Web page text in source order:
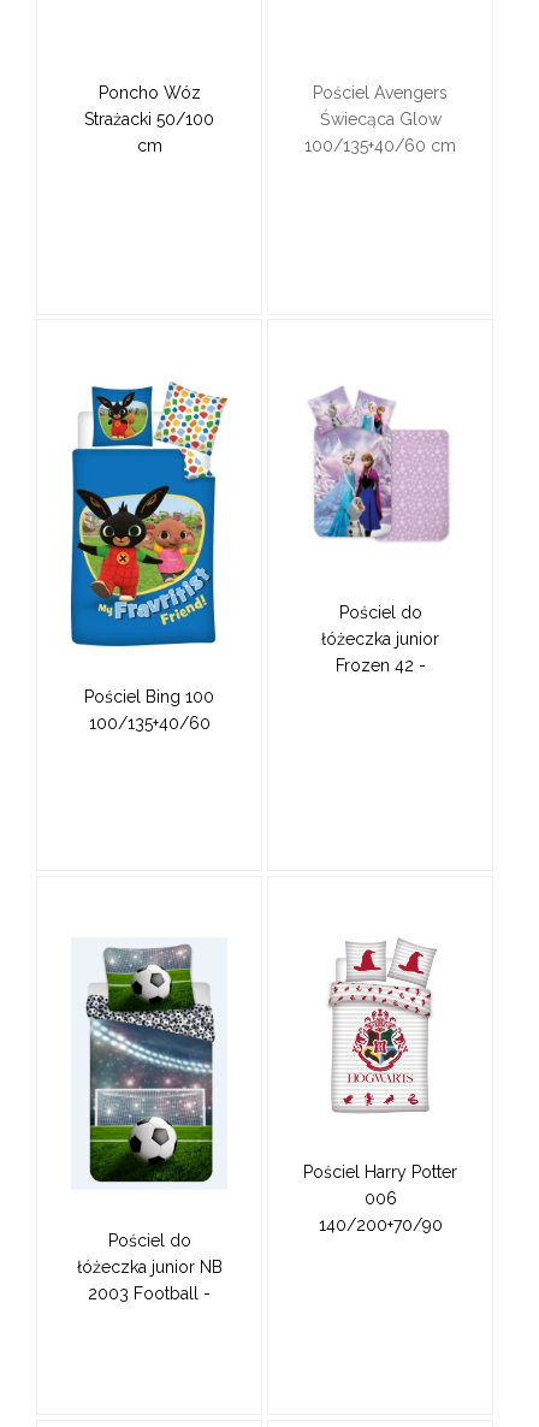
Poncho Wóz
Strażacki 50/100
cm
Pościel Avengers
Świecąca Glow
100/135+40/60 cm
Pościel Bing 100
100/135+40/60
Pościel do
łóżeczka junior
Frozen 42 -
Pościel do
łóżeczka junior NB
2003 Football -
Pościel Harry Potter
006
140/200+70/90